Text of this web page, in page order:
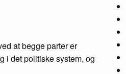
at begge parter er
i det politiske system, og